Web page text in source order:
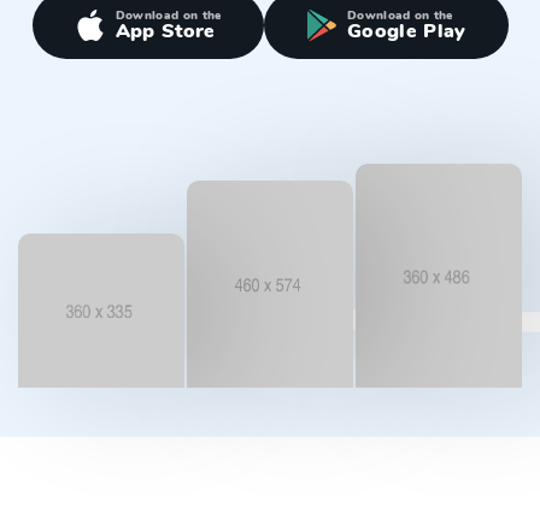
Download on the
App Store
Download on the
Google Play